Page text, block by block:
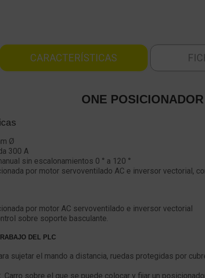
CARACTERÍSTICAS
ONE
Ø
300 A
sin escalonamientos 0 ° a 120 °
por motor servoventilado AC e inversor vectorial,
por motor AC servoventilado e inversor vectorial
sobre soporte basculante.
DEL PLC
sujetar el mando a distancia, ruedas protegidas por
Carro sobre el que se puede colocar y fijar un